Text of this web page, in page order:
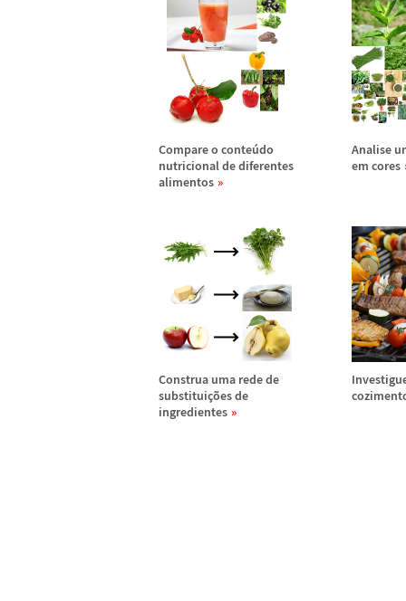
Compare o conteúdo
nutricional de diferentes
alimentos
Analise
em cores
Construa uma rede de
substituições de
ingredientes